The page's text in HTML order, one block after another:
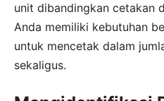
unit dibandingkan cetakan
Anda memiliki kebutuhan
untuk mencetak dalam
sekaligus.